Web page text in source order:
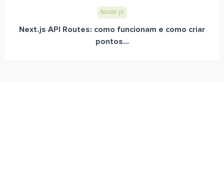
Node.js
Next.js API Routes: como funcionam e como criar
pontos...